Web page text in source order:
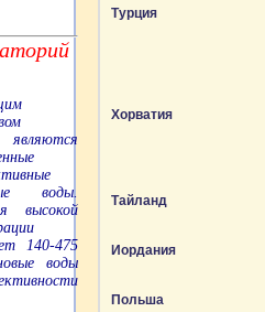
являются
воды.
высокой
140-475
воды
Турция
Хорватия
Тайланд
Иордания
Польша